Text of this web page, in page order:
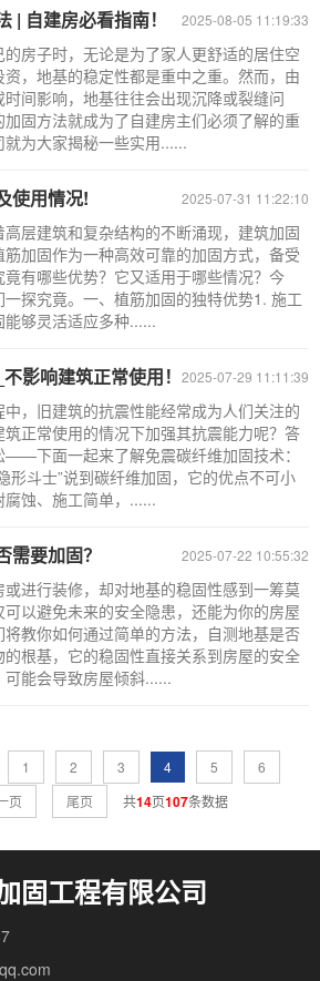
2025-08-05 11:19:33
| 自建房必看指南！
房子时，无论是为了家人更舒适的居住空
，地基的稳定性都是重中之重。然而，由
间影响，地基往往会出现沉降或裂缝问
固方法就成为了自建房主们必须了解的重
为大家揭秘一些实用......
2025-07-31 11:22:10
使用情况!
层建筑和复杂结构的不断涌现，建筑加固
加固作为一种高效可靠的加固方式，备受
有哪些优势？它又适用于哪些情况？今
探究竟。一、植筋加固的独特优势1. 施工
够灵活适应多种......
2025-07-29 11:11:39
影响建筑正常使用！
，旧建筑的抗震性能经常成为人们关注的
正常使用的情况下加强其抗震能力呢？答
下面一起来了解免震碳纤维加固技术：
形斗士”说到碳纤维加固，它的优点不可小
蚀、施工简单，......
2025-07-22 10:55:32
需要加固？
进行装修，却对地基的稳固性感到一筹莫
以避免未来的安全隐患，还能为你的房屋
教你如何通过简单的方法，自测地基是否
根基，它的稳固性直接关系到房屋的安全
能会导致房屋倾斜......
1 2 3 4 5
6
页 尾页 共14页107条数据
固工程有限公司